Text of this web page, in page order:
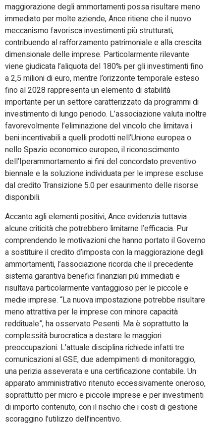
maggiorazione degli ammortamenti possa risultare meno
immediato per molte aziende, Ance ritiene che il nuovo
meccanismo favorisca investimenti più strutturati,
contribuendo al rafforzamento patrimoniale e alla crescita
dimensionale delle imprese. Particolarmente rilevante
viene giudicata l’aliquota del 180% per gli investimenti fino
a 2,5 milioni di euro, mentre l’orizzonte temporale esteso
fino al 2028 rappresenta un elemento di stabilità
importante per un settore caratterizzato da programmi di
investimento di lungo periodo. L’associazione valuta inoltre
favorevolmente l’eliminazione del vincolo che limitava i
beni incentivabili a quelli prodotti nell’Unione europea o
nello Spazio economico europeo, il riconoscimento
dell’Iperammortamento ai fini del concordato preventivo
biennale e la soluzione individuata per le imprese escluse
dal credito Transizione 5.0 per esaurimento delle risorse
disponibili.
Accanto agli elementi positivi, Ance evidenzia tuttavia
alcune criticità che potrebbero limitarne l’efficacia. Pur
comprendendo le motivazioni che hanno portato il Governo
a sostituire il credito d’imposta con la maggiorazione degli
ammortamenti, l’associazione ricorda che il precedente
sistema garantiva benefici finanziari più immediati e
risultava particolarmente vantaggioso per le piccole e
medie imprese. “La nuova impostazione potrebbe risultare
meno attrattiva per le imprese con minore capacità
reddituale”, ha osservato Pesenti. Ma è soprattutto la
complessità burocratica a destare le maggiori
preoccupazioni. L’attuale disciplina richiede infatti tre
comunicazioni al GSE, due adempimenti di monitoraggio,
una perizia asseverata e una certificazione contabile. Un
apparato amministrativo ritenuto eccessivamente oneroso,
soprattutto per micro e piccole imprese e per investimenti
di importo contenuto, con il rischio che i costi di gestione
scoraggino l’utilizzo dell’incentivo.